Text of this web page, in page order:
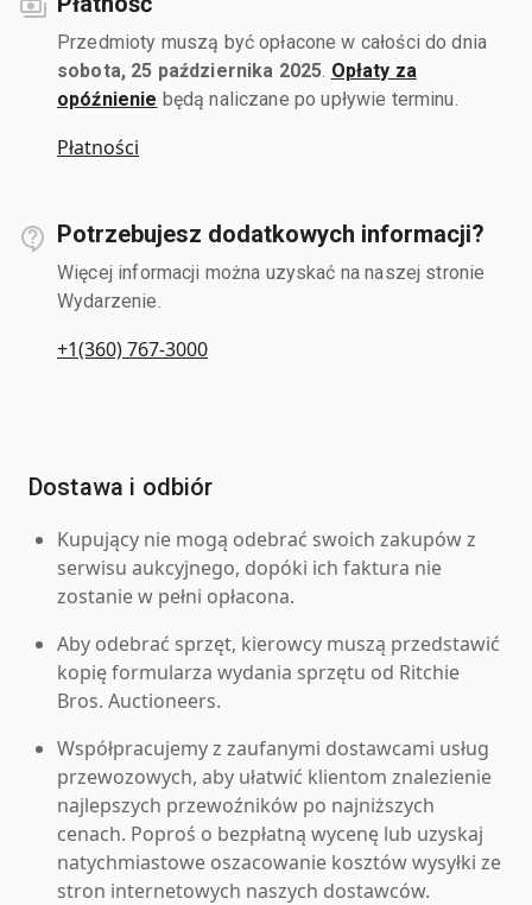
Przedmioty muszą być opłacone w całości do dnia
sobota, 25 października 2025 Opłaty za
opóźnienie będą naliczane po upływie terminu.
Płatności
Potrzebujesz dodatkowych informacji?
Więcej informacji można uzyskać na naszej stronie
Wydarzenie.
+1(360) 767-3000
Dostawa i odbiór
Kupujący nie mogą odebrać swoich zakupów z
serwisu aukcyjnego, dopóki ich faktura nie
zostanie w pełni opłacona.
Aby odebrać sprzęt, kierowcy muszą przedstawić
kopię formularza wydania sprzętu od Ritchie
Bros. Auctioneers.
Współpracujemy z zaufanymi dostawcami usług
przewozowych, aby ułatwić klientom znalezienie
najlepszych przewoźników po najniższych
cenach. Poproś o bezpłatną wycenę lub uzyskaj
natychmiastowe oszacowanie kosztów wysyłki ze
stron internetowych naszych dostawców.